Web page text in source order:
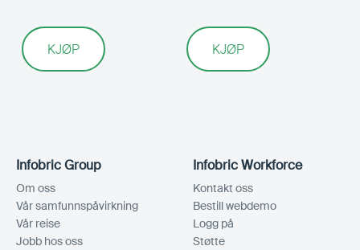
KJØP KJØP
Infobric Group
Om oss
Vår samfunnspåvirkning
Vår reise
Jobb hos oss
Infobric Workforce
Kontakt oss
Bestill webdemo
Logg på
Støtte